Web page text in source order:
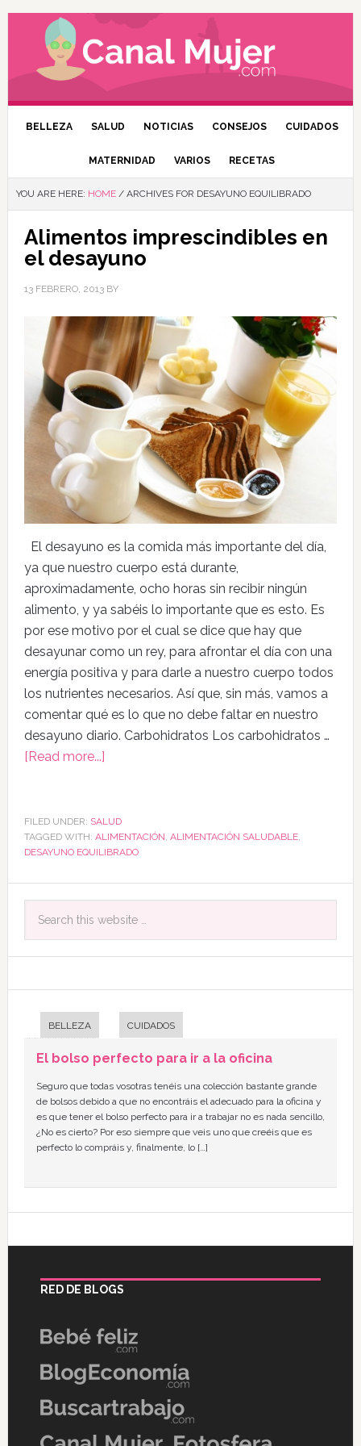
BELLEZA SALUD NOTICIAS CONSEJOS CUIDADOS
MATERNIDAD VARIOS RECETAS
YOU ARE HERE: HOME /ARCHIVES FOR DESAYUNO EQUILIBRADO
Alimentos imprescindibles en
el desayuno
13 FEBRERO, 2013BY
El desayuno es la comida más importante del día,
ya que nuestro cuerpo está durante,
aproximadamente, ocho horas sin recibir ningún
alimento, y ya sabéis lo importante que es esto. Es
por ese motivo por el cual se dice que hay que
desayunar como un rey, para afrontar el día con una
energía positiva y para darle a nuestro cuerpo todos
los nutrientes necesarios. Así que, sin más, vamos a
comentar qué es lo que no debe faltar en nuestro
desayuno diario. Carbohidratos Los carbohidratos …
[Read more...]
FILED UNDER: SALUD
TAGGED WITH: ALIMENTACIÓN ALIMENTACIÓN SALUDABLE,
DESAYUNO EQUILIBRADO
BELLEZA CUIDADOS
El bolso perfecto para ir a la oficina
Seguro que todas vosotras tenéis una colección bastante grande
de bolsos debido a que no encontráis el adecuado para la oficina y
es que tener el bolso perfecto para ir a trabajar no es nada sencillo,
¿No es cierto? Por eso siempre que veis uno que creéis que es
perfecto lo compráis y, finalmente, lo […]
RED DE BLOGS